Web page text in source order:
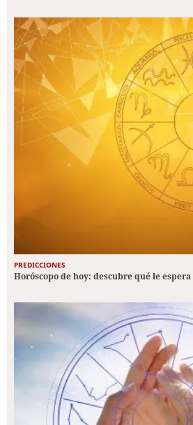
PREDICCIONES
Horóscopo de hoy: descubre qué le